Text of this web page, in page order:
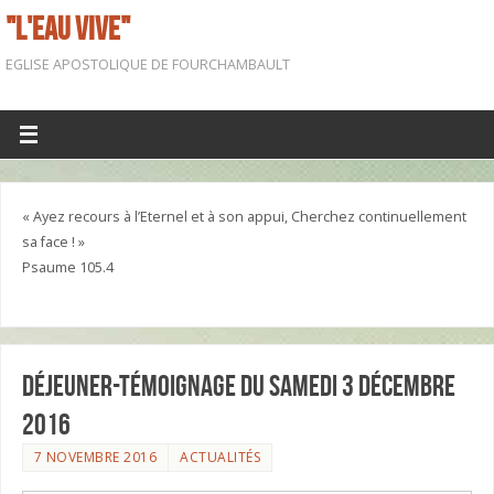
"L'EAU VIVE"
EGLISE APOSTOLIQUE DE FOURCHAMBAULT
« Ayez recours à l’Eternel et à son appui, Cherchez continuellement
sa face ! »
Psaume 105.4
Déjeuner-témoignage du samedi 3 décembre
2016
7 NOVEMBRE 2016 ACTUALITÉS